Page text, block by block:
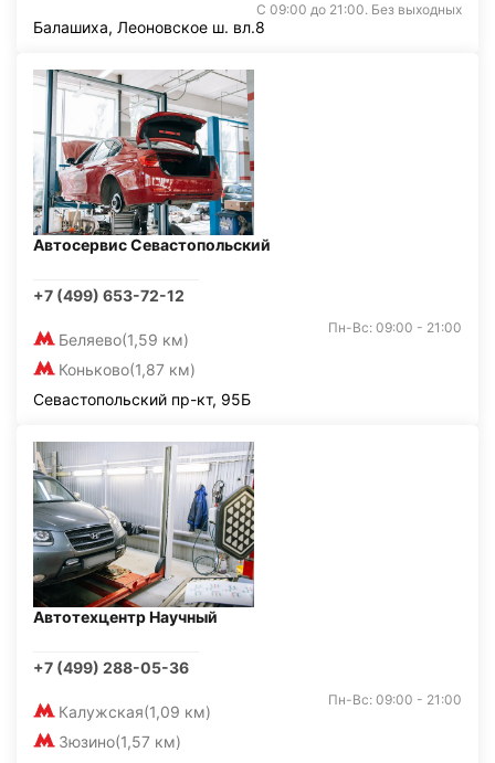
С 09:00 до 21:00. Без выходных
Балашиха, Леоновское ш. вл.8
Автосервис Севастопольский
+7 (499) 653-72-12
Беляево(1,59 км)
Коньково(1,87 км)
Пн-Вс: 09:00 - 21:00
Севастопольский пр-кт, 95Б
Автотехцентр Научный
+7 (499) 288-05-36
Калужская(1,09 км)
Зюзино(1,57 км)
Пн-Вс: 09:00 - 21:00